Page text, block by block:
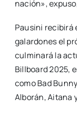
nación»,
Pausini recibirá
galardones el
culminará la
Billboard 2025,
como Bad
Alborán, Aitana